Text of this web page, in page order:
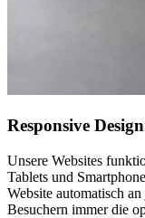
Responsive
Unsere Websites
Tablets und
Website automatisch
Besuchern immer die